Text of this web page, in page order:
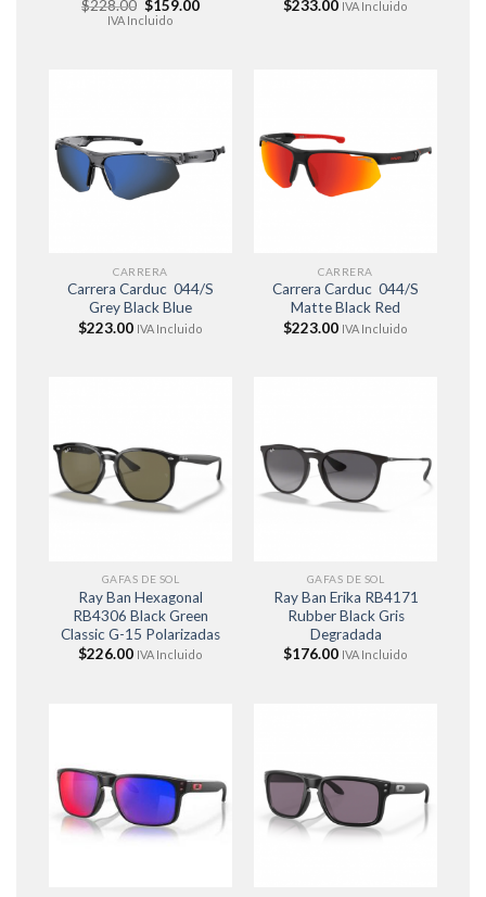
$228.00 El
precio
$159.00El
IVA Incluido
$233.00 IVA Incluido
CARRERA
Carrera Carduc 044/S
Grey Black Blue
$223.00 IVA Incluido
CARRERA
Carrera Carduc 044/S
Matte Black Red
$223.00 IVA Incluido
GAFAS DE SOL
Ray Ban Hexagonal
RB4306 Black Green
Classic G-15 Polarizadas
$226.00 IVA Incluido
GAFAS DE SOL
Ray Ban Erika RB4171
Rubber Black Gris
Degradada
$176.00 IVA Incluido